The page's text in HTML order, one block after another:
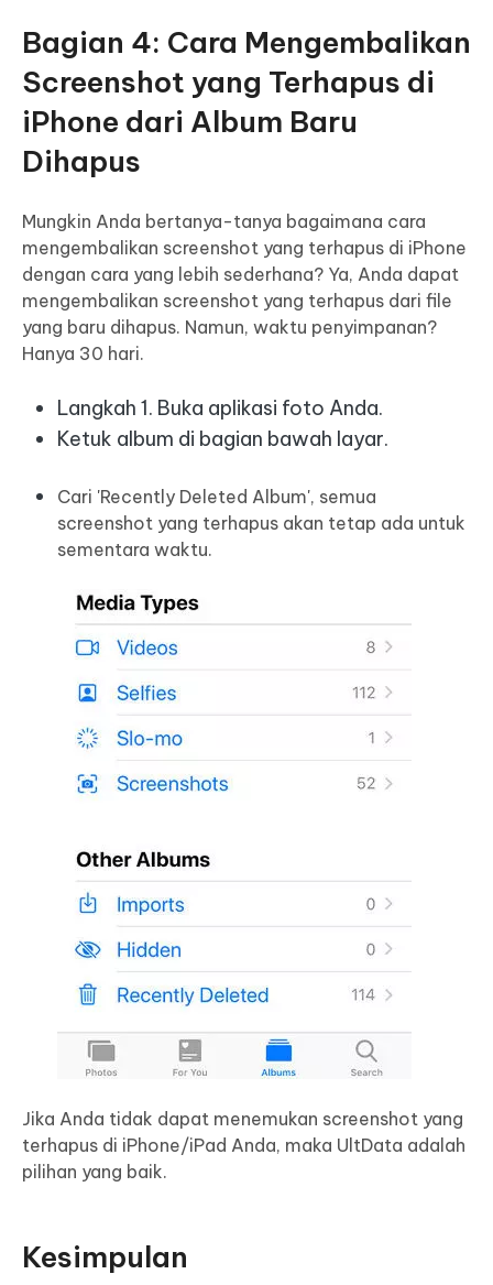
Bagian 4: Cara Mengembalikan
Screenshot yang Terhapus di
iPhone dari Album Baru
Dihapus
Mungkin Anda bertanya-tanya bagaimana cara
mengembalikan screenshot yang terhapus di iPhone
dengan cara yang lebih sederhana? Ya, Anda dapat
mengembalikan screenshot yang terhapus dari file
yang baru dihapus. Namun, waktu penyimpanan?
Hanya 30 hari.
Langkah 1. Buka aplikasi foto Anda.
Ketuk album di bagian bawah layar.
Cari 'Recently Deleted Album', semua
screenshot yang terhapus akan tetap ada untuk
sementara waktu.
Jika Anda tidak dapat menemukan screenshot yang
terhapus di iPhone/iPad Anda, maka UltData adalah
pilihan yang baik.
Kesimpulan